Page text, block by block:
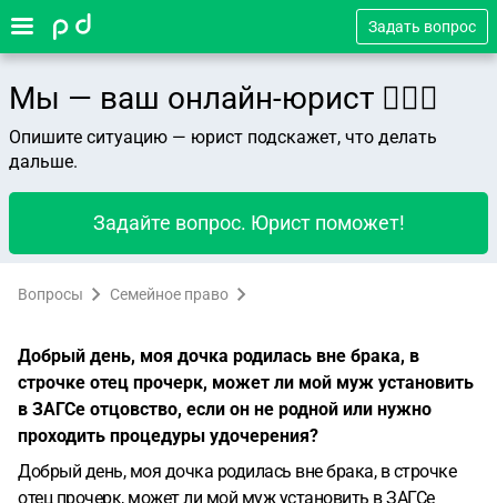
Задать вопрос
Мы — ваш онлайн-юрист 👨🏻‍⚖️
Опишите ситуацию — юрист подскажет, что делать
дальше.
Задайте вопрос. Юрист поможет!
Вопросы Семейное право
Добрый день, моя дочка родилась вне брака, в
строчке отец прочерк, может ли мой муж установить
в ЗАГСе отцовство, если он не родной или нужно
проходить процедуры удочерения?
Добрый день, моя дочка родилась вне брака, в строчке
отец прочерк, может ли мой муж установить в ЗАГСе